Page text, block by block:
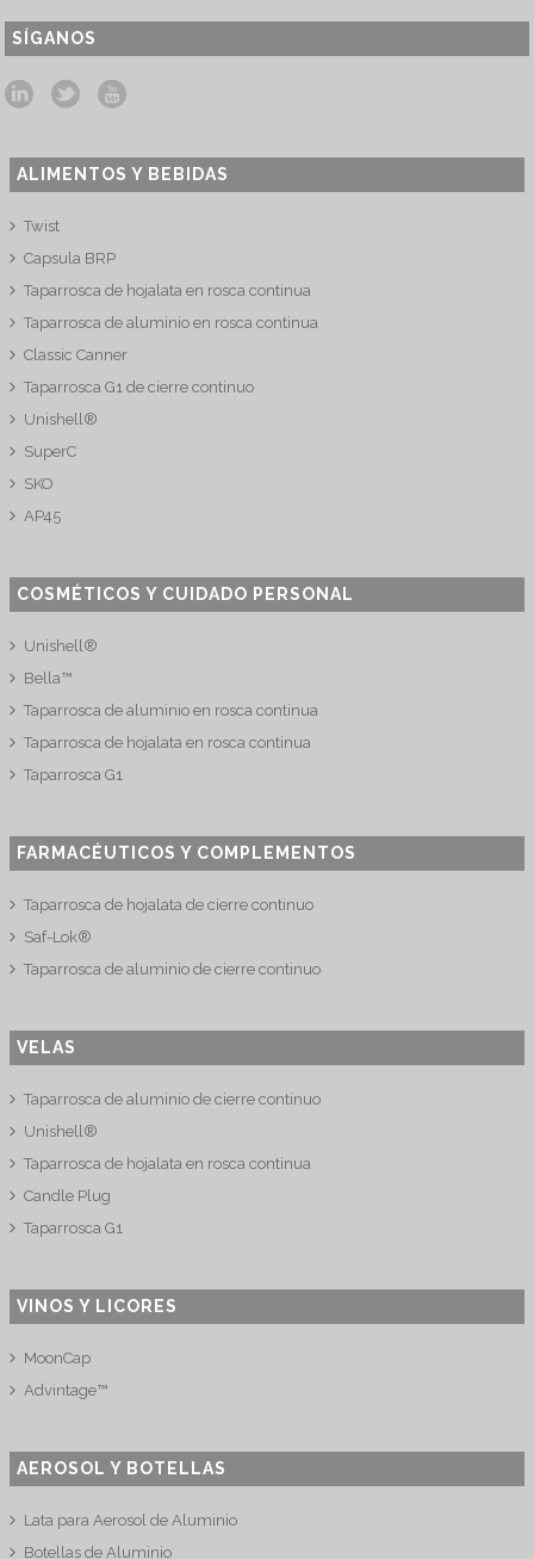
SÍGANOS
ALIMENTOS Y BEBIDAS
Twist
Capsula BRP
Taparrosca de hojalata en rosca continua
Taparrosca de aluminio en rosca continua
Classic Canner
Taparrosca G1 de cierre continuo
Unishell®
SuperC
SKO
AP45
COSMÉTICOS Y CUIDADO PERSONAL
Unishell®
Bella™
Taparrosca de aluminio en rosca continua
Taparrosca de hojalata en rosca continua
Taparrosca G1
FARMACÉUTICOS Y COMPLEMENTOS
Taparrosca de hojalata de cierre continuo
Saf-Lok®
Taparrosca de aluminio de cierre continuo
VELAS
Taparrosca de aluminio de cierre continuo
Unishell®
Taparrosca de hojalata en rosca continua
Candle Plug
Taparrosca G1
VINOS Y LICORES
MoonCap
Advintage™
AEROSOL Y BOTELLAS
Lata para Aerosol de Aluminio
Botellas de Aluminio